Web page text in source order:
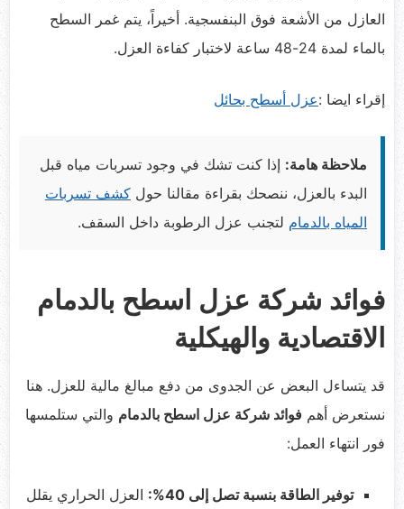
العازل من الأشعة فوق البنفسجية. أخيراً، يتم غمر السطح
بالماء لمدة 24-48 ساعة لاختبار كفاءة العزل.
إقراء ايضا :عزل أسطح بحائل
ملاحظة هامة: إذا كنت تشك في وجود تسربات مياه قبل
البدء بالعزل، ننصحك بقراءة مقالنا حول كشف تسربات
المياه بالدمام لتجنب عزل الرطوبة داخل السقف.
فوائد شركة عزل اسطح بالدمام
الاقتصادية والهيكلية
قد يتساءل البعض عن الجدوى من دفع مبالغ مالية للعزل. هنا
نستعرض أهم فوائد شركة عزل اسطح بالدمام والتي ستلمسها
فور انتهاء العمل:
توفير الطاقة بنسبة تصل إلى 40%: العزل الحراري يقلل